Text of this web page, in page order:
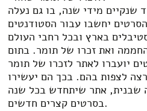
שנקיים מידי שנה, בו גם נעלה
יחשבו עבור הסטודנטים
בארץ ובכל רחבי העולם
ואת זכרו של תומר. בתום
יועברו לאתר לזכרו של תומר
לצפות בהם. בכך הם יעשירו
שבנית, אתר שיתחדש בכל שנה
בסרטים קצרים חדשים.